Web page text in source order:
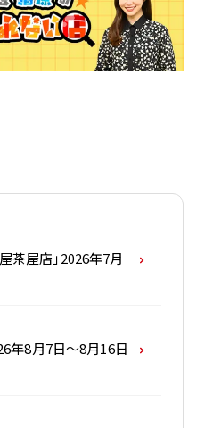
茶屋店」2026年7月
年8月7日～8月16日